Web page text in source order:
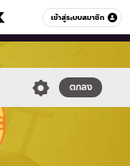
เข้าสู่ระบบสมาชิก
หมวดอื่นๆ
ตกลง